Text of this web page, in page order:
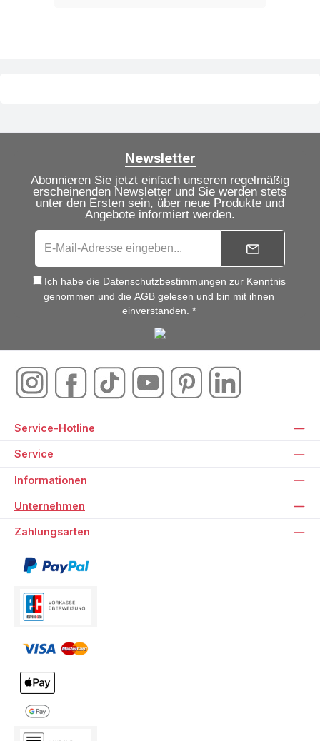
Newsletter
Abonnieren Sie jetzt einfach unseren regelmäßig
erscheinenden Newsletter und Sie werden stets
unter den Ersten sein, über neue Produkte und
Angebote informiert werden.
Ich habe die Datenschutzbestimmungen zur Kenntnis
genommen und die AGB gelesen und bin mit ihnen
einverstanden. *
Service-Hotline
Service
Informationen
Unternehmen
Zahlungsarten